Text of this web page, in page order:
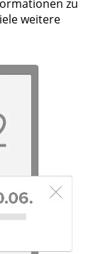
zu
weitere